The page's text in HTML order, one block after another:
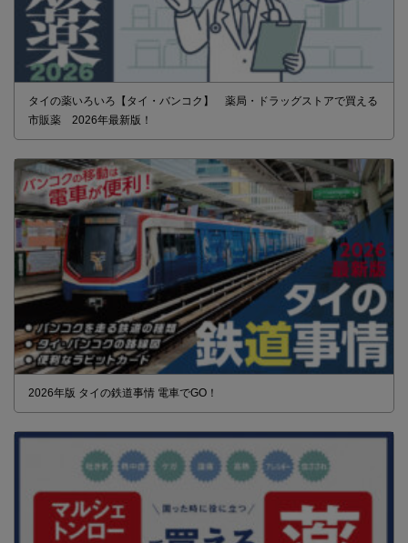
タイの薬いろいろ【タイ・バンコク】 薬局・ドラッグストアで買える
市販薬 2026年最新版！
2026年版 タイの鉄道事情 電車でGO！